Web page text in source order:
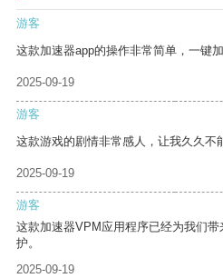
游客
这款加速器app的操作非常简单，一键
2025-09-19
游客
这款游戏的剧情非常感人，让我久久不
2025-09-19
游客
这款加速器VPM应用程序已经为我们
护。
2025-09-19